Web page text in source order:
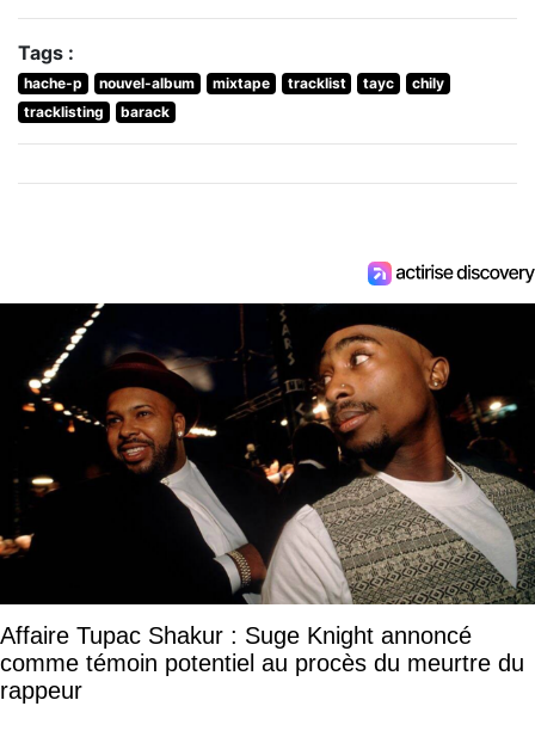
Tags :
hache-p nouvel-album mixtape tracklist tayc
chily
tracklisting
barack
Affaire Tupac Shakur : Suge Knight annoncé
comme témoin potentiel au procès du meurtre du
rappeur